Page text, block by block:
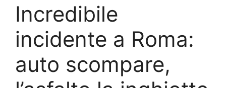
Incredibile
incidente a Roma:
auto scompare,